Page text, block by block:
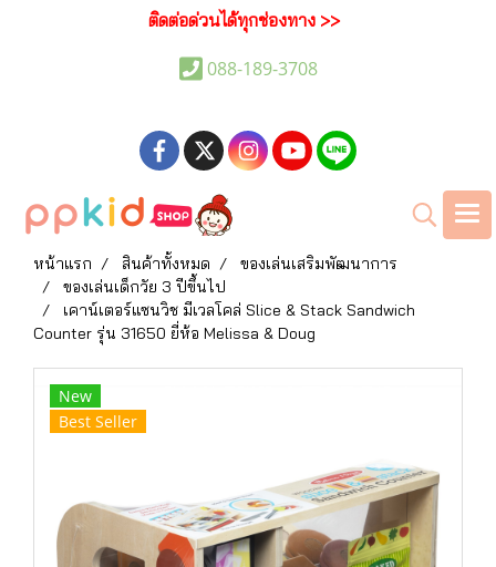
ติดต่อด่วนได้ทุกช่องทาง >>
088-189-3708
หน้าแรก สินค้าทั้งหมด
ของเล่นเสริมพัฒนาการ
ของเล่นเด็กวัย 3 ปีขึ้นไป
เคาน์เตอร์แซนวิช มีเวลโคล่ Slice & Stack Sandwich
Counter รุ่น 31650 ยี่ห้อ Melissa & Doug
New
Best Seller